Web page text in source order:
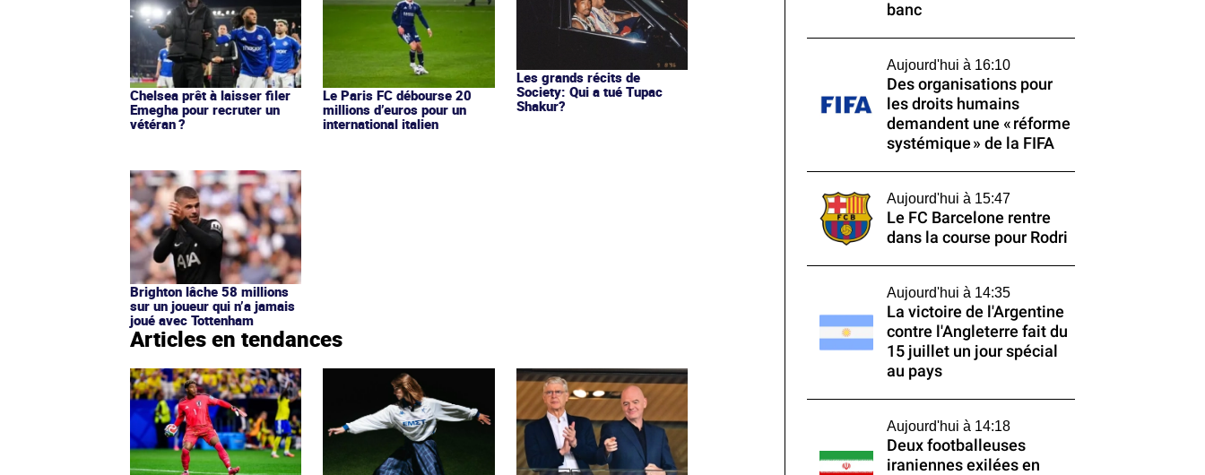
Chelsea prêt à laisser filer
Emegha pour recruter un
vétéran ?
Le Paris FC débourse 20
millions d’euros pour un
international italien
Les grands récits de
Society: Qui a tué Tupac
Shakur?
Brighton lâche 58 millions
sur un joueur qui n’a jamais
joué avec Tottenham
Articles en tendances
banc
Aujourd'hui à 16:10
Des organisations pour
les droits humains
demandent une « réforme
systémique » de la FIFA
Aujourd'hui à 15:47
Le FC Barcelone rentre
dans la course pour Rodri
Aujourd'hui à 14:35
La victoire de l'Argentine
contre l'Angleterre fait du
15 juillet un jour spécial
au pays
Aujourd'hui à 14:18
Deux footballeuses
iraniennes exilées en